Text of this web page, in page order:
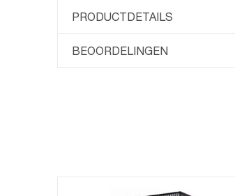
PRODUCTDETAILS
BEOORDELINGEN